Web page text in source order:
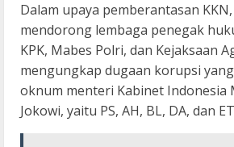
Dalam upaya pemberantasan
mendorong lembaga penegak
KPK, Mabes Polri, dan Kejaksaan
mengungkap dugaan korupsi
oknum menteri Kabinet Indonesia
Jokowi, yaitu PS, AH, BL, DA, dan